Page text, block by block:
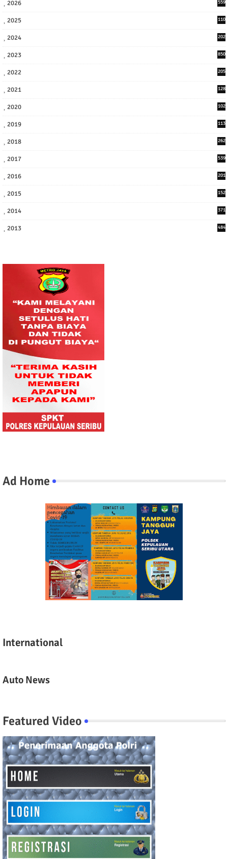
2026 559
2025
110
2024
202
2023 850
2022
205
2021
128
2020
102
2019
113
2018
262
2017
539
2016
201
2015 152
2014 371
2013 484
Ad Home
International
Auto News
Featured Video